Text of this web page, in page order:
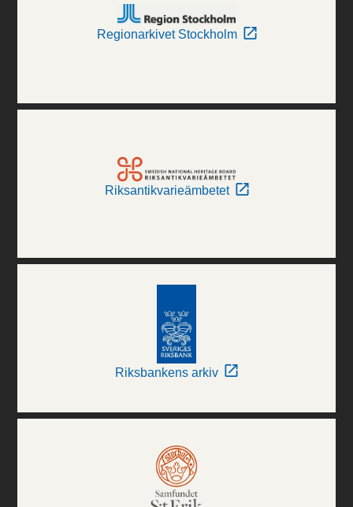
Regionarkivet Stockholm
Riksantikvarieämbetet
Riksbankens arkiv